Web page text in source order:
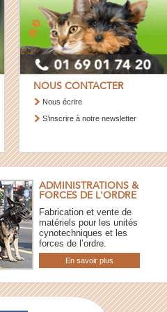
NOUS CONTACTER
Nous écrire
S’inscrire à notre newsletter
ADMINISTRATIONS &
FORCES DE L'ORDRE
Fabrication et vente de
matériels pour les unités
cynotechniques et les
forces de l’ordre.
En savoir plus